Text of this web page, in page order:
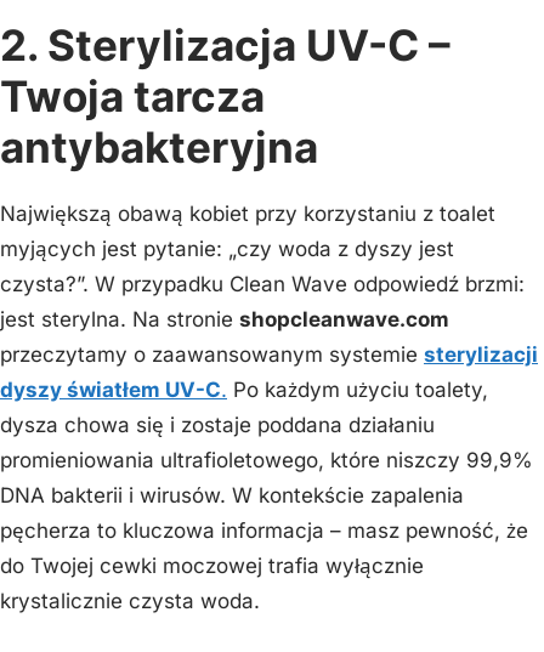
2. Sterylizacja UV-C –
Twoja tarcza
antybakteryjna
Największą obawą kobiet przy korzystaniu z toalet
myjących jest pytanie: „czy woda z dyszy jest
czysta?”. W przypadku Clean Wave odpowiedź brzmi:
jest sterylna. Na stronie shopcleanwave.com
przeczytamy o zaawansowanym systemie sterylizacji
dyszy światłem UV-C. Po każdym użyciu toalety,
dysza chowa się i zostaje poddana działaniu
promieniowania ultrafioletowego, które niszczy 99,9%
DNA bakterii i wirusów. W kontekście zapalenia
pęcherza to kluczowa informacja – masz pewność, że
do Twojej cewki moczowej trafia wyłącznie
krystalicznie czysta woda.